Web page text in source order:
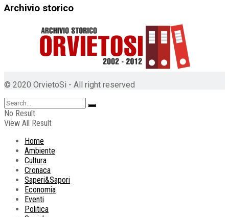
Archivio storico
© 2020 OrvietoSi - All right reserved
No Result
View All Result
Home
Ambiente
Cultura
Cronaca
Saperi&Sapori
Economia
Eventi
Politica